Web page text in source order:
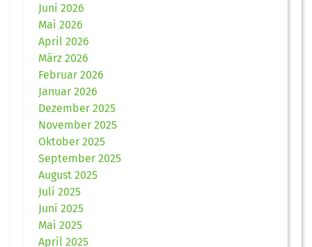
Juni 2026
Mai 2026
April 2026
März 2026
Februar 2026
Januar 2026
Dezember 2025
November 2025
Oktober 2025
September 2025
August 2025
Juli 2025
Juni 2025
Mai 2025
April 2025